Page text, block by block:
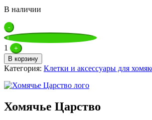
В наличии
Quantity
-
1
+
В корзину
Категория: Клетки и аксессуары для
Хомячье Царство